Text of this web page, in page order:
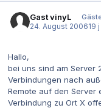
Gast vinyL
24. August 200619 j
Hallo,
bei uns sind am Server
Verbindungen nach
Remote auf den Server
Verbindung zu Ort X